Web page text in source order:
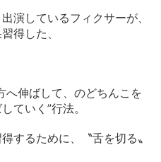
演しているフィクサーが、
得した、
へ伸ばして、のどちんこを
ていく”行法。
するために、〝舌を切る〟